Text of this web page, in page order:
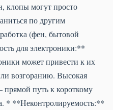
клопы могут просто
по другим
(фен, бытовой
для электроники:**
может привести к их
возгоранию. Высокая
прямой путь к короткому
* **Неконтролируемость:**